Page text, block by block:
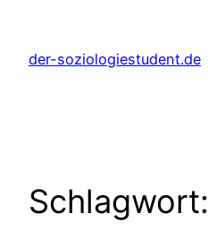
springen
der-soziologiestudent.de
Schlagwort: